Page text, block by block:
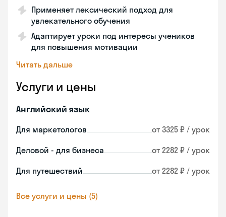
Применяет лексический подход для
увлекательного обучения
Адаптирует уроки под интересы учеников
для повышения мотивации
Читать дальше
Услуги и цены
Английский язык
Для маркетологов от 3325 ₽ / урок
Деловой - для бизнеса от 2282 ₽ / урок
Для путешествий от 2282 ₽ / урок
Все услуги и цены (5)